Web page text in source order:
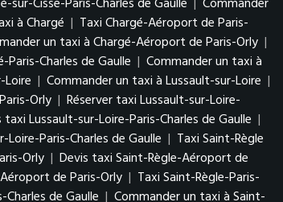
à Chargé | Taxi Chargé-Aéroport de Paris-
un taxi à Chargé-Aéroport de Paris-Orly |
Paris-Charles de Gaulle | Commander un taxi à
Loire | Commander un taxi à Lussault-sur-Loire |
Orly | Réserver taxi Lussault-sur-Loire-
taxi Lussault-sur-Loire-Paris-Charles de Gaulle |
Paris-Charles de Gaulle | Taxi Saint-Règle
Orly | Devis taxi Saint-Règle-Aéroport de
de Paris-Orly | Taxi Saint-Règle-Paris-
de Gaulle | Commander un taxi à Saint-